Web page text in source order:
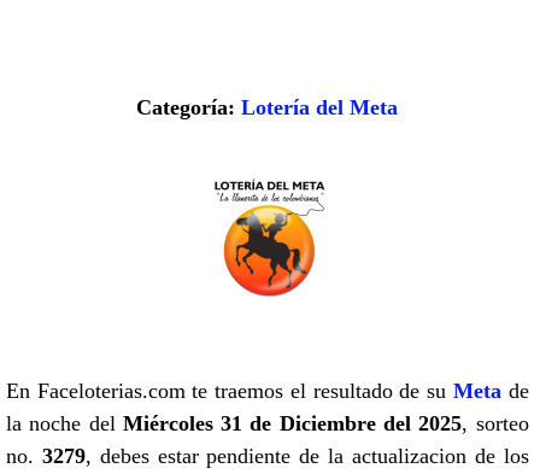
Categoría:Lotería del Meta
En Faceloterias.com te traemos el resultado de su Meta de
la noche del Miércoles 31 de Diciembre del 2025, sorteo
no. 3279, debes estar pendiente de la actualizacion de los